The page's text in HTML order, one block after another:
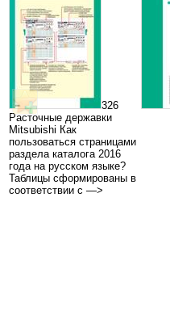
326
Расточные державки
Mitsubishi Как
пользоваться страницами
раздела каталога 2016
года на русском языке?
Таблицы сформированы в
соответствии с —>